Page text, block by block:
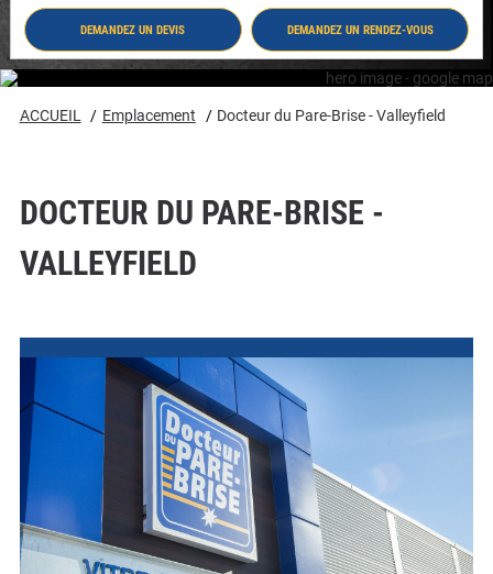
DEMANDEZ UN DEVIS
- DOCTEUR DU PARE-BRISE - VALLEYFIELD
#8228
DEMANDEZ UN RENDEZ-VOUS
- DOCTEUR DU PARE-BRISE - VALLEYFIELD
#8228
ACCUEIL Emplacement Docteur du Pare-Brise - Valleyfield
DOCTEUR DU PARE-BRISE -
VALLEYFIELD